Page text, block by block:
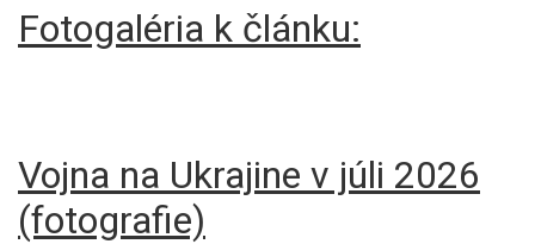
Fotogaléria k článku:
Vojna na Ukrajine v júli 2026
(fotografie)